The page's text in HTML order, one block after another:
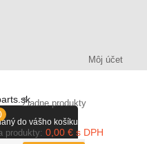
Môj účet
Žiadne produkty
produkty: 0,00 € s DPH
do vášho košíku